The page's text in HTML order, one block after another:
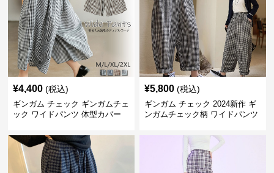
¥4,400 (税込)
ギンガム チェック ギンガムチェ
ック ワイドパンツ 体型カバー
¥5,800 (税込)
ギンガム チェック 2024新作 ギ
ンガムチェック柄 ワイドパンツ